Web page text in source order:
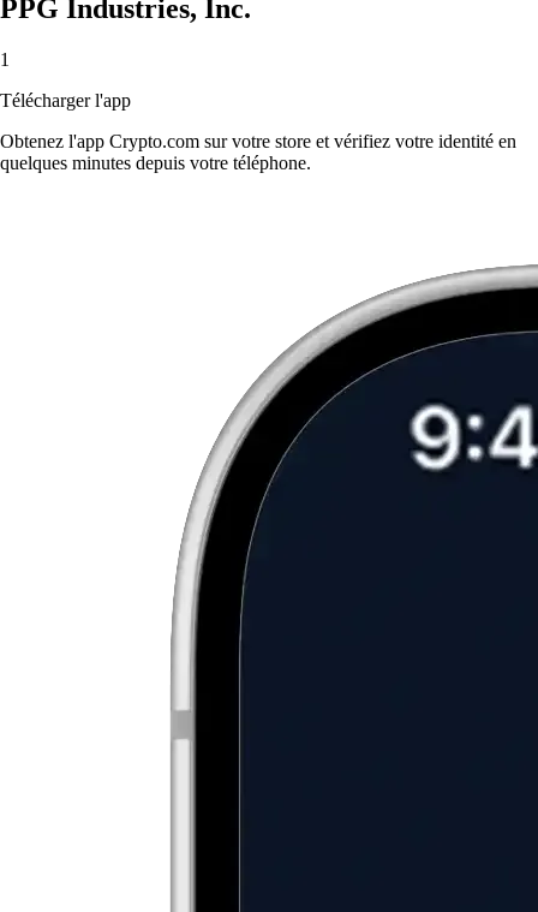
PPG Industries, Inc.
1
Télécharger l'app
Obtenez l'app Crypto.com sur votre store et vérifiez votre identité en
quelques minutes depuis votre téléphone.